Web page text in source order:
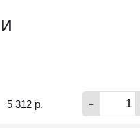
5 312 р. -